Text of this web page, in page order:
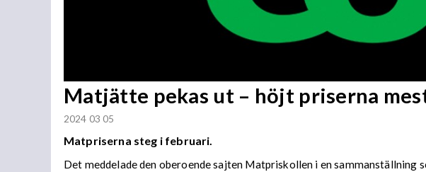
Matjätte pekas ut – höjt priserna
2024 03 05
Matpriserna steg i februari.
Det meddelade den oberoende sajten Matpriskollen i en sammanställning